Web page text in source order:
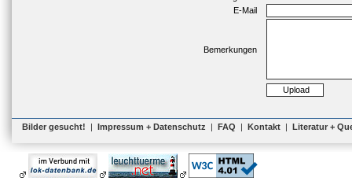
E-Mail
Bemerkungen
Bilder gesucht! | Impressum + Datenschutz | FAQ | Kontakt | Literatur +